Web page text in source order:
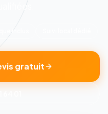
inclus
gratuit